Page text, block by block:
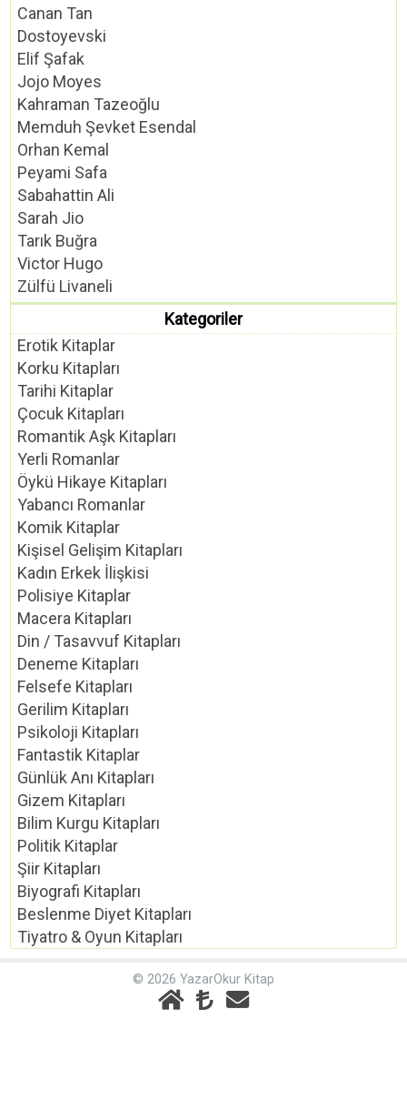
Canan Tan
Dostoyevski
Elif Şafak
Jojo Moyes
Kahraman Tazeoğlu
Memduh Şevket Esendal
Orhan Kemal
Peyami Safa
Sabahattin Ali
Sarah Jio
Tarık Buğra
Victor Hugo
Zülfü Livaneli
Kategoriler
Erotik Kitaplar
Korku Kitapları
Tarihi Kitaplar
Çocuk Kitapları
Romantik Aşk Kitapları
Yerli Romanlar
Öykü Hikaye Kitapları
Yabancı Romanlar
Komik Kitaplar
Kişisel Gelişim Kitapları
Kadın Erkek İlişkisi
Polisiye Kitaplar
Macera Kitapları
Din / Tasavvuf Kitapları
Deneme Kitapları
Felsefe Kitapları
Gerilim Kitapları
Psikoloji Kitapları
Fantastik Kitaplar
Günlük Anı Kitapları
Gizem Kitapları
Bilim Kurgu Kitapları
Politik Kitaplar
Şiir Kitapları
Biyografi Kitapları
Beslenme Diyet Kitapları
Tiyatro & Oyun Kitapları
© 2026 YazarOkur Kitap